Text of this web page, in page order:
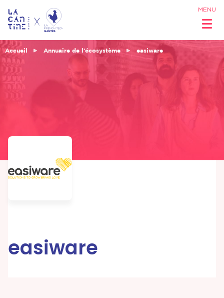
MENU
Qui sommes
Réseau &
Partenariats &
Accueil Annuaire de l’écosystème easiware
easiware